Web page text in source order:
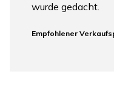
wurde gedacht.
Empfohlener